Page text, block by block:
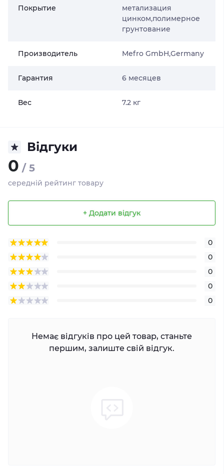
Покрытие
метализация
цинком,полимерное
грунтование
Производитель Mefro GmbH,Germany
Гарантия 6 месяцев
Вес 7.2 кг
Відгуки
0 / 5
середній рейтинг товару
+ Додати відгук
0
0
0
0
0
Немає відгуків про цей товар, станьте
першим, залиште свій відгук.